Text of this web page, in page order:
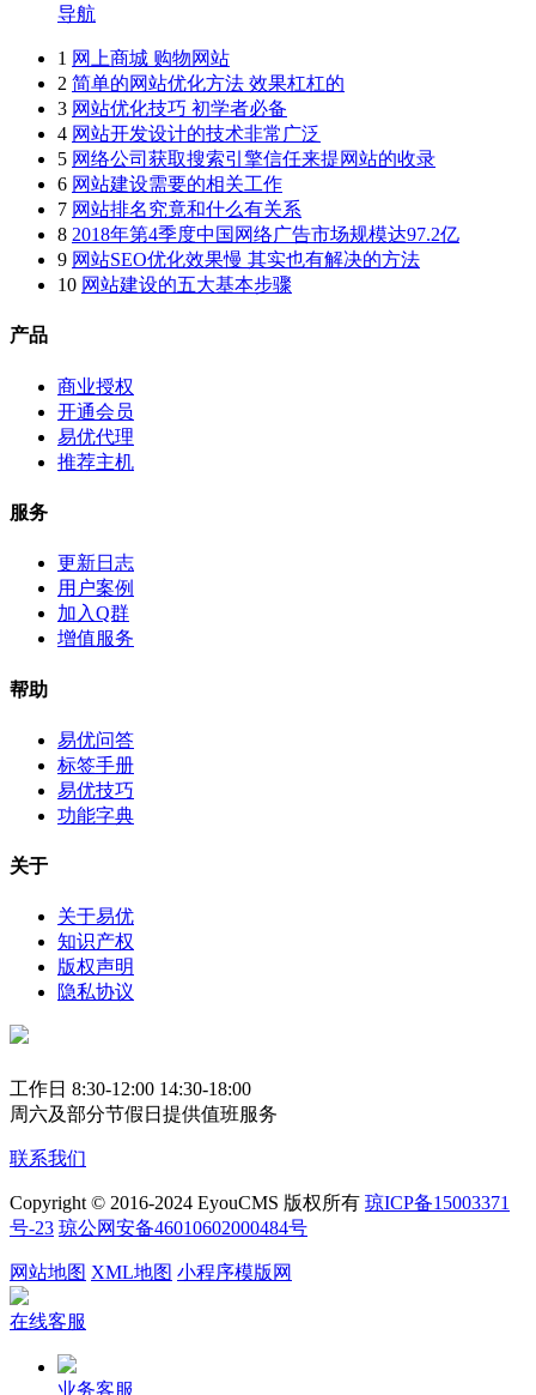
导航
1 网上商城 购物网站
2 简单的网站优化方法 效果杠杠的
3 网站优化技巧 初学者必备
4 网站开发设计的技术非常广泛
5 网络公司获取搜索引擎信任来提网站的收录
6 网站建设需要的相关工作
7 网站排名究竟和什么有关系
8 2018年第4季度中国网络广告市场规模达97.2亿
9 网站SEO优化效果慢 其实也有解决的方法
10 网站建设的五大基本步骤
产品
商业授权
开通会员
易优代理
推荐主机
服务
更新日志
用户案例
加入Q群
增值服务
帮助
易优问答
标签手册
易优技巧
功能字典
关于
关于易优
知识产权
版权声明
隐私协议
工作日 8:30-12:00 14:30-18:00
周六及部分节假日提供值班服务
联系我们
Copyright © 2016-2024 EyouCMS 版权所有 琼ICP备15003371
号-23 琼公网安备46010602000484号
网站地图 XML地图 小程序模版网
在线客服
业务客服